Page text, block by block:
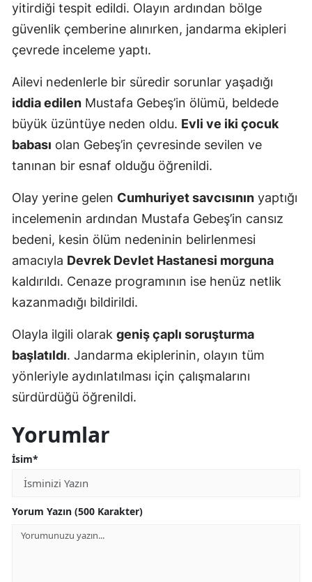
yitirdiği tespit edildi. Olayın ardından bölge
güvenlik çemberine alınırken, jandarma ekipleri
çevrede inceleme yaptı.
Ailevi nedenlerle bir süredir sorunlar yaşadığı
iddia edilen Mustafa Gebeş’in ölümü, beldede
büyük üzüntüye neden oldu. Evli ve iki çocuk
babası olan Gebeş’in çevresinde sevilen ve
tanınan bir esnaf olduğu öğrenildi.
Olay yerine gelen Cumhuriyet savcısının yaptığı
incelemenin ardından Mustafa Gebeş’in cansız
bedeni, kesin ölüm nedeninin belirlenmesi
amacıyla Devrek Devlet Hastanesi morguna
kaldırıldı. Cenaze programının ise henüz netlik
kazanmadığı bildirildi.
Olayla ilgili olarak geniş çaplı soruşturma
başlatıldı. Jandarma ekiplerinin, olayın tüm
yönleriyle aydınlatılması için çalışmalarını
sürdürdüğü öğrenildi.
Yorumlar
İsim*
Yorum Yazın (500 Karakter)